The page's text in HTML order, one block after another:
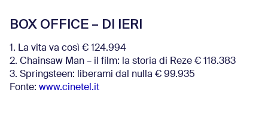
BOX OFFICE – DI IERI
1. La vita va così € 124.994
2. Chainsaw Man – il film: la storia di Reze € 118.383
3. Springsteen: liberami dal nulla € 99.935
Fonte: www.cinetel.it